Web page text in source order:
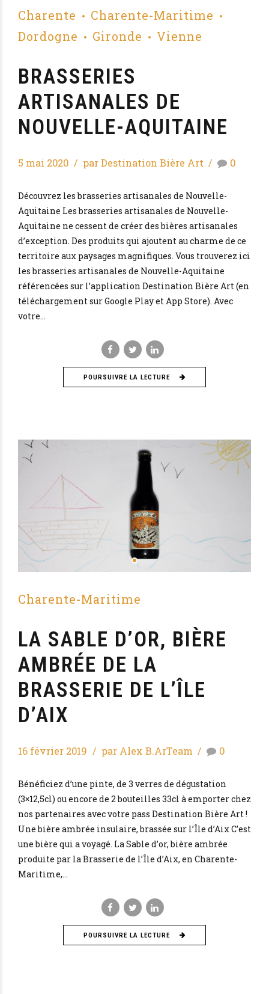
Charente
Charente-Maritime
Dordogne
Gironde Vienne
BRASSERIES
ARTISANALES DE
NOUVELLE-AQUITAINE
5 mai 2020 par Destination Bière Art 0
Découvrez les brasseries artisanales de Nouvelle-
Aquitaine Les brasseries artisanales de Nouvelle-
Aquitaine ne cessent de créer des bières artisanales
d’exception. Des produits qui ajoutent au charme de ce
territoire aux paysages magnifiques. Vous trouverez ici
les brasseries artisanales de Nouvelle-Aquitaine
référencées sur l’application Destination Bière Art (en
téléchargement sur Google Play et App Store). Avec
votre...
POURSUIVRE LA LECTURE
Charente-Maritime
LA SABLE D’OR, BIÈRE
AMBRÉE DE LA
BRASSERIE DE L’ÎLE
D’AIX
16 février 2019 par Alex B.ArTeam 0
Bénéficiez d’une pinte, de 3 verres de dégustation
(3×12,5cl) ou encore de 2 bouteilles 33cl à emporter chez
nos partenaires avec votre pass Destination Bière Art !
Une bière ambrée insulaire, brassée sur l’Île d’Aix C’est
une bière qui a voyagé. La Sable d’or, bière ambrée
produite par la Brasserie de l’Île d’Aix, en Charente-
Maritime,...
POURSUIVRE LA LECTURE